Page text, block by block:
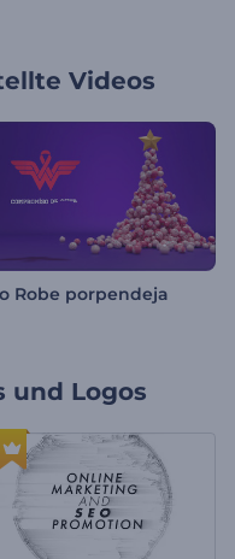
Videos
Robe porpendeja
und Logos